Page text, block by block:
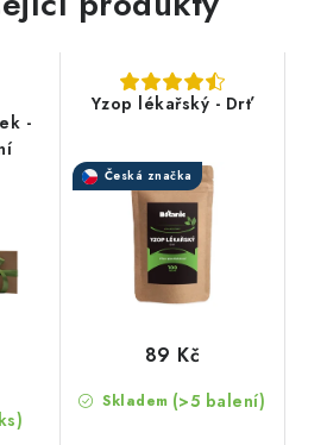
-
Yzop lékařský - Drť
Česká značka
Skladem (>5 balení)
89 Kč